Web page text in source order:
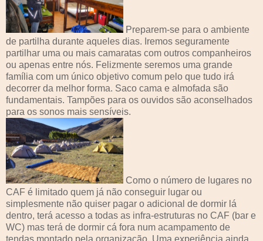
Preparem-se para o ambiente
de partilha durante aqueles dias. Iremos seguramente
partilhar uma ou mais camaratas com outros companheiros
ou apenas entre nós. Felizmente seremos uma grande
família com um único objetivo comum pelo que tudo irá
decorrer da melhor forma. Saco cama e almofada são
fundamentais. Tampões para os ouvidos são aconselhados
para os sonos mais sensíveis.
Como o número de lugares no
CAF é limitado quem já não conseguir lugar ou
simplesmente não quiser pagar o adicional de dormir lá
dentro, terá acesso a todas as infra-estruturas no CAF (bar e
WC) mas terá de dormir cá fora num acampamento de
tendas montado pela organização. Uma experiência ainda